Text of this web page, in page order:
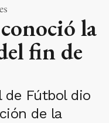
la
fin de
de Fútbol dio
de la